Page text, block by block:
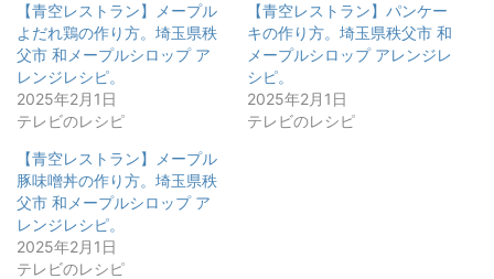
【青空レストラン】メープル
よだれ鶏の作り方。埼玉県秩
父市 和メープルシロップ ア
レンジレシピ。
2025年2月1日
テレビのレシピ
【青空レストラン】パンケー
キの作り方。埼玉県秩父市 和
メープルシロップ アレンジレ
シピ。
2025年2月1日
テレビのレシピ
【青空レストラン】メープル
豚味噌丼の作り方。埼玉県秩
父市 和メープルシロップ ア
レンジレシピ。
2025年2月1日
テレビのレシピ